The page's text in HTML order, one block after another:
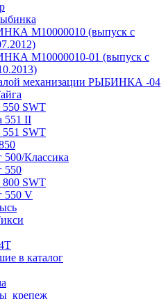
M10000010 (выпуск с
M10000010-01 (выпуск с
механизации РЫБИНКА -04
550 SWT
551 II
551 SWT
500/Классика
550
800 SWT
550 V
в каталог